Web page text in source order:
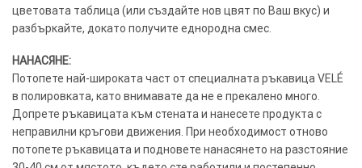
цветовата таблица (или създайте нов цвят по Ваш вкус) и
разбъркайте, докато получите еднородна смес.
НАНАСЯНЕ:
Потопете най-широката част от специалната ръкавица VELÉ
в полировката, като внимавате да не е прекалено много.
Допрете ръкавицата към стената и нанесете продукта с
неправилни кръгови движения. При необходимост отново
потопете ръкавицата и подновете нанасянето на разстояние